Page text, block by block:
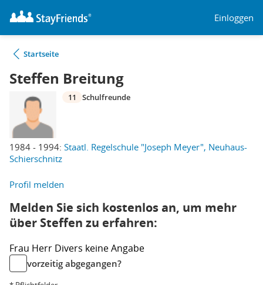
Einloggen
Startseite
Steffen Breitung
1984 - 1994: Staatl. Regelschule "Joseph Meyer", Neuhaus-
Schierschnitz
11 Schulfreunde
Profil melden
Melden Sie sich kostenlos an, um mehr
über Steffen zu erfahren:
Frau Herr Divers keine Angabe
vorzeitig abgegangen?